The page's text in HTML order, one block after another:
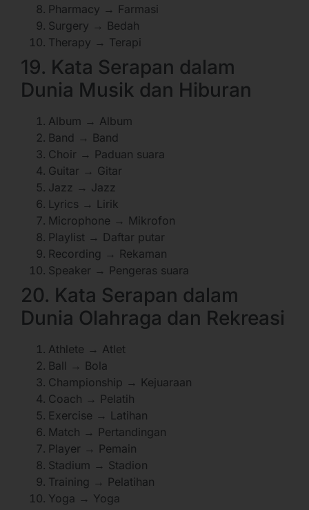
Pharmacy → Farmasi
Surgery → Bedah
Therapy → Terapi
19. Kata Serapan dalam
Dunia Musik dan Hiburan
Album → Album
Band → Band
Choir → Paduan suara
Guitar → Gitar
Jazz → Jazz
Lyrics → Lirik
Microphone → Mikrofon
Playlist → Daftar putar
Recording → Rekaman
Speaker → Pengeras suara
20. Kata Serapan dalam
Dunia Olahraga dan Rekreasi
Athlete → Atlet
Ball → Bola
Championship → Kejuaraan
Coach → Pelatih
Exercise → Latihan
Match → Pertandingan
Player → Pemain
Stadium → Stadion
Training → Pelatihan
Yoga → Yoga